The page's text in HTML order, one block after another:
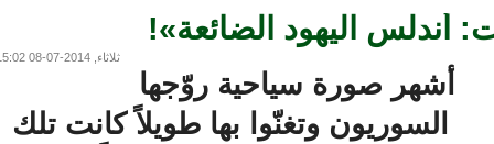
اليهود الضائعة»!
ثلاثاء, 2014-07-08 15:02
أشهر صورة سياحية روّجها
السوريون وتغنّوا بها طويلاً كانت تلك